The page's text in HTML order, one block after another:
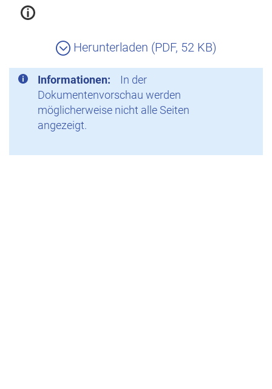
Herunterladen (PDF, 52 KB)
Informationen:
In der
Dokumentenvorschau werden
möglicherweise nicht alle Seiten
angezeigt.